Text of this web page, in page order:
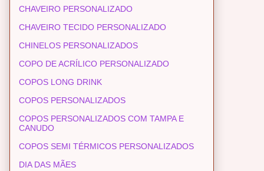
CHAVEIRO PERSONALIZADO
CHAVEIRO TECIDO PERSONALIZADO
CHINELOS PERSONALIZADOS
COPO DE ACRÍLICO PERSONALIZADO
COPOS LONG DRINK
COPOS PERSONALIZADOS
COPOS PERSONALIZADOS COM TAMPA E
CANUDO
COPOS SEMI TÉRMICOS PERSONALIZADOS
DIA DAS MÃES